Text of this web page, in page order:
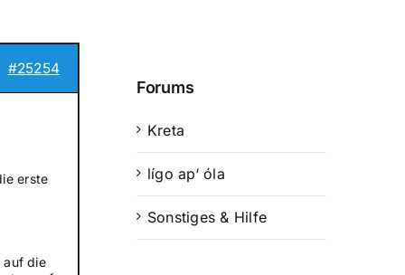
#25254
erste
auf die
Forums
Kreta
lígo ap‘ óla
Sonstiges & Hilfe